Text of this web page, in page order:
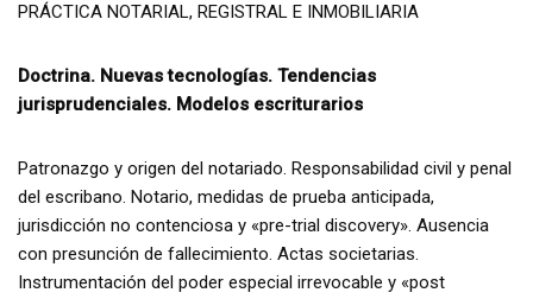
PRÁCTICA NOTARIAL, REGISTRAL E INMOBILIARIA
Doctrina. Nuevas tecnologías. Tendencias
jurisprudenciales. Modelos escriturarios
Patronazgo y origen del notariado. Responsabilidad civil y penal
del escribano. Notario, medidas de prueba anticipada,
jurisdicción no contenciosa y «pre-trial discovery». Ausencia
con presunción de fallecimiento. Actas societarias.
Instrumentación del poder especial irrevocable y «post